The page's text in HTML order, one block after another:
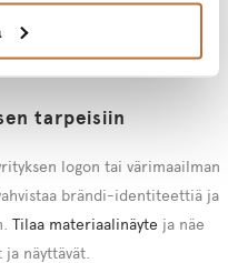
helppohoitoisuus.
kestämään juuri tällaista
tarpeisiin
logon tai värimaailman
brändi-identiteettiä ja
Tilaa materiaalinäyte ja näe
näyttävät.